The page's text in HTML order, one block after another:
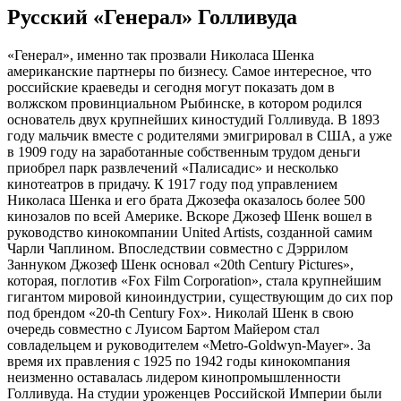
Русский «Генерал» Голливуда
«Генерал», именно так прозвали Николаса Шенка
американские партнеры по бизнесу. Самое интересное, что
российские краеведы и сегодня могут показать дом в
волжском провинциальном Рыбинске, в котором родился
основатель двух крупнейших киностудий Голливуда. В 1893
году мальчик вместе с родителями эмигрировал в США, а уже
в 1909 году на заработанные собственным трудом деньги
приобрел парк развлечений «Палисадис» и несколько
кинотеатров в придачу. К 1917 году под управлением
Николаса Шенка и его брата Джозефа оказалось более 500
кинозалов по всей Америке. Вскоре Джозеф Шенк вошел в
руководство кинокомпании United Artists, созданной самим
Чарли Чаплином. Впоследствии совместно с Дэррилом
Заннуком Джозеф Шенк основал «20th Century Pictures»,
которая, поглотив «Fox Film Corporation», стала крупнейшим
гигантом мировой киноиндустрии, существующим до сих пор
под брендом «20-th Century Fox». Николай Шенк в свою
очередь совместно с Луисом Бартом Майером стал
совладельцем и руководителем «Metro-Goldwyn-Mayer». За
время их правления с 1925 по 1942 годы кинокомпания
неизменно оставалась лидером кинопромышленности
Голливуда. На студии уроженцев Российской Империи были